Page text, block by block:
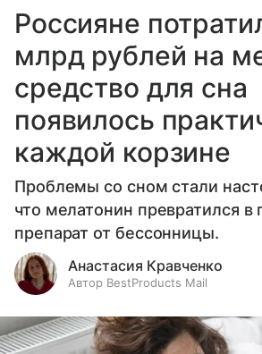
Россияне
млрд рублей на
средство для сна
появилось
каждой корзине
Проблемы со сном стали
что мелатонин превратился в
препарат от бессонницы.
Анастасия Кравченко
Автор BestProducts Mail